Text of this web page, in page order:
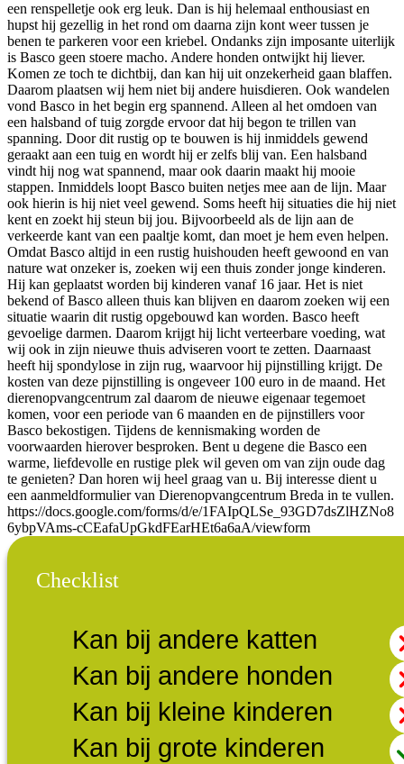
een renspelletje ook erg leuk. Dan is hij helemaal enthousiast en
hupst hij gezellig in het rond om daarna zijn kont weer tussen je
benen te parkeren voor een kriebel. Ondanks zijn imposante uiterlijk
is Basco geen stoere macho. Andere honden ontwijkt hij liever.
Komen ze toch te dichtbij, dan kan hij uit onzekerheid gaan blaffen.
Daarom plaatsen wij hem niet bij andere huisdieren. Ook wandelen
vond Basco in het begin erg spannend. Alleen al het omdoen van
een halsband of tuig zorgde ervoor dat hij begon te trillen van
spanning. Door dit rustig op te bouwen is hij inmiddels gewend
geraakt aan een tuig en wordt hij er zelfs blij van. Een halsband
vindt hij nog wat spannend, maar ook daarin maakt hij mooie
stappen. Inmiddels loopt Basco buiten netjes mee aan de lijn. Maar
ook hierin is hij niet veel gewend. Soms heeft hij situaties die hij niet
kent en zoekt hij steun bij jou. Bijvoorbeeld als de lijn aan de
verkeerde kant van een paaltje komt, dan moet je hem even helpen.
Omdat Basco altijd in een rustig huishouden heeft gewoond en van
nature wat onzeker is, zoeken wij een thuis zonder jonge kinderen.
Hij kan geplaatst worden bij kinderen vanaf 16 jaar. Het is niet
bekend of Basco alleen thuis kan blijven en daarom zoeken wij een
situatie waarin dit rustig opgebouwd kan worden. Basco heeft
gevoelige darmen. Daarom krijgt hij licht verteerbare voeding, wat
wij ook in zijn nieuwe thuis adviseren voort te zetten. Daarnaast
heeft hij spondylose in zijn rug, waarvoor hij pijnstilling krijgt. De
kosten van deze pijnstilling is ongeveer 100 euro in de maand. Het
dierenopvangcentrum zal daarom de nieuwe eigenaar tegemoet
komen, voor een periode van 6 maanden en de pijnstillers voor
Basco bekostigen. Tijdens de kennismaking worden de
voorwaarden hierover besproken. Bent u degene die Basco een
warme, liefdevolle en rustige plek wil geven om van zijn oude dag
te genieten? Dan horen wij heel graag van u. Bij interesse dient u
een aanmeldformulier van Dierenopvangcentrum Breda in te vullen.
https://docs.google.com/forms/d/e/1FAIpQLSe_93GD7dsZlHZNo8
6ybpVAms-cCEafaUpGkdFEarHEt6a6aA/viewform
Checklist
Kan bij andere katten
Kan bij andere honden
Kan bij kleine kinderen
Kan bij grote kinderen